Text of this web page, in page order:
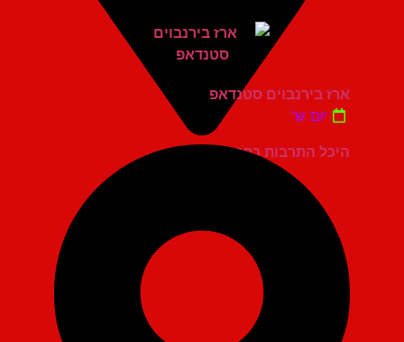
היכל התרבות כפר סבא
ארז בירנבוים סטנדאפ
יום ש'